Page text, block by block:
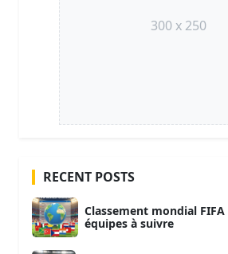
300 x 250
RECENT POSTS
Classement mondial FIFA
équipes à suivre